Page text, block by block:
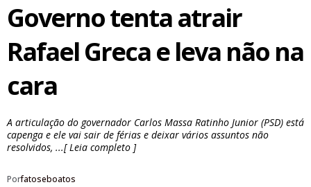
Governo tenta atrair
Rafael Greca e leva não na
cara
A articulação do governador Carlos Massa Ratinho Junior (PSD) está
capenga e ele vai sair de férias e deixar vários assuntos não
resolvidos, ...[ Leia completo ]
Porfatoseboatos